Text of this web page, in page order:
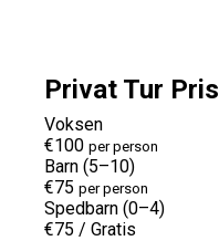
Privat Tur Pris
Voksen
€100 per person
Barn (5–10)
€75 per person
Spedbarn (0–4)
€75 / Gratis